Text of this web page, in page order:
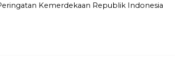
Kemerdekaan Republik Indonesia